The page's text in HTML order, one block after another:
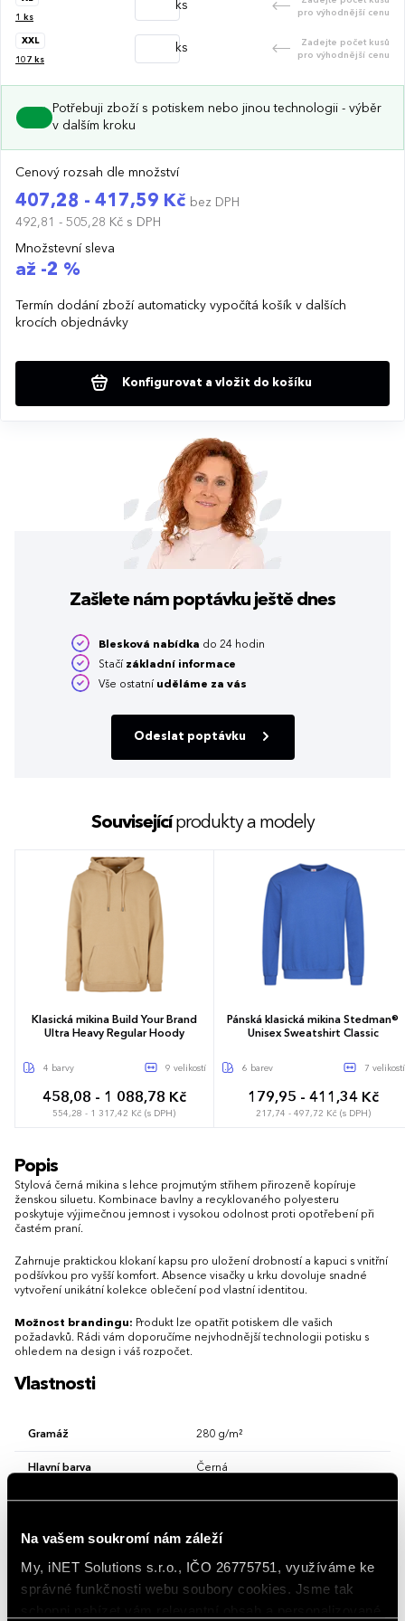
Na vašem soukromí nám záleží
My, iNET Solutions s.r.o., IČO 26775751, využíváme ke
správné funkčnosti webu soubory cookies. Jsme tak
1 ks
ks
pro výhodnější cenu
XXL
107 ks
ks
Zadejte počet kusů
pro výhodnější cenu
Potřebuji zboží s potiskem nebo jinou technologii - výběr
v dalším kroku
Cenový rozsah dle množství
407,28 - 417,59 Kč bez DPH
492,81 - 505,28 Kč s DPH
Množstevní sleva
až -2 %
Termín dodání zboží automaticky vypočítá košík v dalších
krocích objednávky
Konfigurovat a vložit do košíku
Zašlete nám poptávku ještě dnes
Blesková nabídka do 24 hodin
Stačí základní informace
Vše ostatní uděláme za vás
Odeslat poptávku
Souvisejícíprodukty a modely
Klasická mikina Build Your Brand
Ultra Heavy Regular Hoody
4 barvy 9 velikostí
458,08 - 1 088,78 Kč
554,28 - 1 317,42 Kč (s DPH)
4XL
5XL
Pánská klasická mikina Stedman®
Unisex Sweatshirt Classic
6 barev 7 velikostí
179,95 - 411,34 Kč
217,74 - 497,72 Kč (s DPH)
Popis
Stylová černá mikina s lehce projmutým střihem přirozeně kopíruje
ženskou siluetu. Kombinace bavlny a recyklovaného polyesteru
poskytuje výjimečnou jemnost i vysokou odolnost proti opotřebení při
častém praní.
Zahrnuje praktickou klokaní kapsu pro uložení drobností a kapuci s vnitřní
podšívkou pro vyšší komfort. Absence visačky u krku dovoluje snadné
vytvoření unikátní kolekce oblečení pod vlastní identitou.
Možnost brandingu: Produkt lze opatřit potiskem dle vašich
požadavků. Rádi vám doporučíme nejvhodnější technologii potisku s
ohledem na design i váš rozpočet.
Vlastnosti
Gramáž 280 g/m²
Hlavní barva Černá
Kapuce S kapucí
Materiál bavlna 80 %, recyklovaný polyester 20 %
Vlastnosti/Provedení S klokankou